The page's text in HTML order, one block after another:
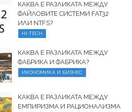
КАКВА Е РАЗЛИКАТА МЕЖДУ
ФАЙЛОВИТЕ СИСТЕМИ FAT32
ИЛИ NTFS?
HI-TECH
КАКВА Е РАЗЛИКАТА МЕЖДУ
ФАБРИКА И ФАБРИКА?
ИКОНОМИКА И БИЗНЕС
КАКВА Е РАЗЛИКАТА МЕЖДУ
ЕМПИРИЗМА И РАЦИОНАЛИЗМА